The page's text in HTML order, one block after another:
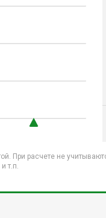
При расчете не
т.п.